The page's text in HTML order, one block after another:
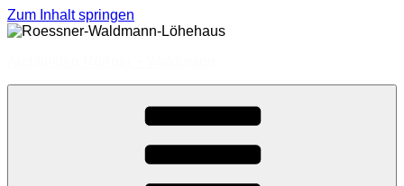
Zum Inhalt springen